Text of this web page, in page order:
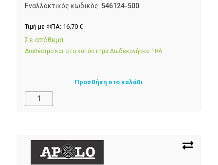
Εναλλακτικός κωδικός: 546124-500
Τιμή με ΦΠΑ: 16,70 €
Σε απόθεμα
Διαθέσιμο και στο κατάστημα Δωδεκανήσου 10Α
Προσθήκη στο καλάθι